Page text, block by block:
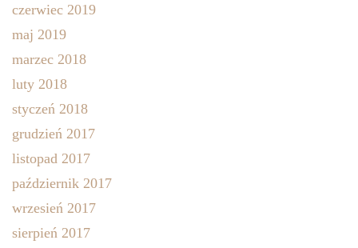
czerwiec 2019
maj 2019
marzec 2018
luty 2018
styczeń 2018
grudzień 2017
listopad 2017
październik 2017
wrzesień 2017
sierpień 2017